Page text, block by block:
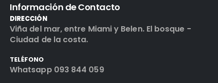
Información de Contacto
DIRECCIÓN
Viña del mar, entre Miami y Belen. El bosque -
Ciudad de la costa.
TELÉFONO
Whatsapp 093 844 059